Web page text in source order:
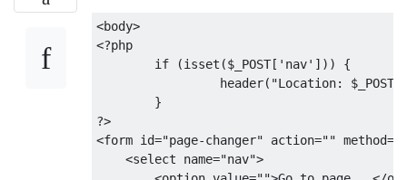
<body>
<?php
if
(isset ($_POST[ 'nav' ]))
{
		 header
( "Location:
}
?>
<form id="page-changer" action="" method=
<select name="nav">